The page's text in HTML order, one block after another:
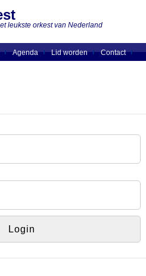
leukste orkest van Nederland
Agenda Lid worden Contact